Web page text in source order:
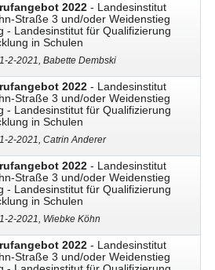
2022 - Landesinstitut
Straße 3 und/oder Weidenstieg
- Landesinstitut für Qualifizierung
in Schulen
2-2021, Babette Dembski
2022 - Landesinstitut
Straße 3 und/oder Weidenstieg
- Landesinstitut für Qualifizierung
in Schulen
2-2021, Catrin Anderer
2022 - Landesinstitut
Straße 3 und/oder Weidenstieg
- Landesinstitut für Qualifizierung
in Schulen
2-2021, Wiebke Köhn
2022 - Landesinstitut
Straße 3 und/oder Weidenstieg